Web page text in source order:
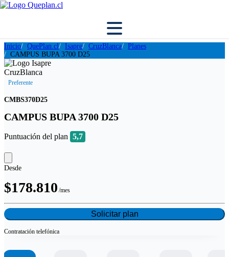
Inicio QuePlan.cl Isapre CruzBlanca
Planes
CAMPUS BUPA 3700 D25
Preferente
CMBS370D25
CAMPUS BUPA 3700 D25
Puntuación del plan 5,7
Desde
$178.810 /mes
Solicitar plan
Contratación telefónica